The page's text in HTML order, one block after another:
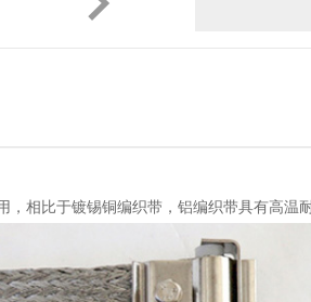
，相比于镀锡铜编织带，铝编织带具有高温